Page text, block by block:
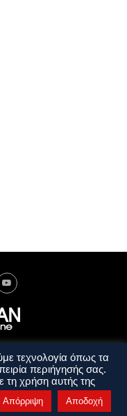
Όροι Χρήσης
τεχνολογία όπως τα
περιήγησής σας.
τη χρήση αυτής της
Απόρριψη Αποδοχή